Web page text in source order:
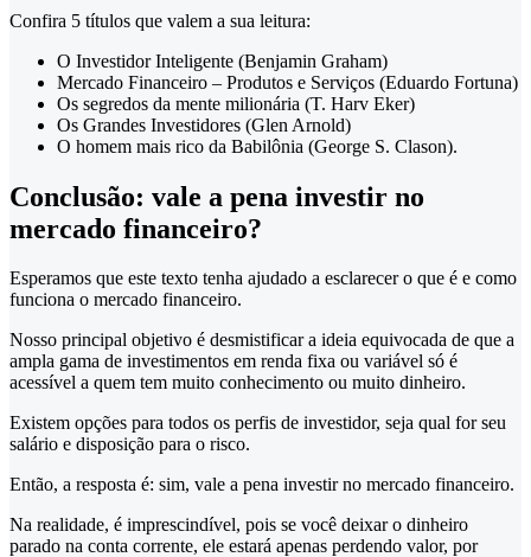
Confira 5 títulos que valem a sua leitura:
O Investidor Inteligente (Benjamin Graham)
Mercado Financeiro – Produtos e Serviços (Eduardo Fortuna)
Os segredos da mente milionária (T. Harv Eker)
Os Grandes Investidores (Glen Arnold)
O homem mais rico da Babilônia (George S. Clason).
Conclusão: vale a pena investir no
mercado financeiro?
Esperamos que este texto tenha ajudado a esclarecer o que é e como
funciona o mercado financeiro.
Nosso principal objetivo é desmistificar a ideia equivocada de que a
ampla gama de investimentos em renda fixa ou variável só é
acessível a quem tem muito conhecimento ou muito dinheiro.
Existem opções para todos os perfis de investidor, seja qual for seu
salário e disposição para o risco.
Então, a resposta é: sim, vale a pena investir no mercado financeiro.
Na realidade, é imprescindível, pois se você deixar o dinheiro
parado na conta corrente, ele estará apenas perdendo valor, por